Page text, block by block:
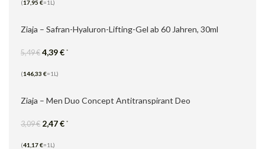
(17,95 €=1L)
Ziaja – Safran-Hyaluron-Lifting-Gel ab 60 Jahren, 30ml
5,49€ 4,39€ *
(146,33 €=1L)
Ziaja – Men Duo Concept Antitranspirant Deo
3,09€ 2,47€ *
(41,17€=1L)